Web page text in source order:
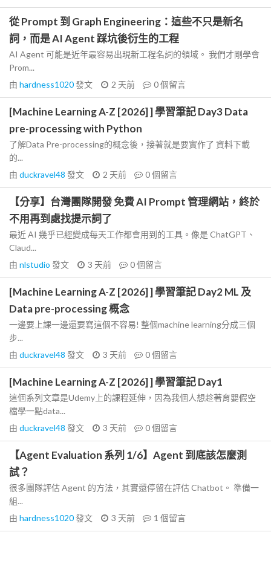
從 Prompt 到 Graph Engineering：這些不只是新名
詞，而是 AI Agent 踩坑後衍生的工程
AI Agent 可能是近年最容易出現新工程名詞的領域。 我們才剛學會
Prom...
由 hardness1020發文 2 天前 0個留言
[Machine Learning A-Z [2026] ] 學習筆記 Day3 Data
pre-processing with Python
了解Data Pre-processing的概念後，接著就是要實作了 資料下載
的...
由 duckravel48 發文 2 天前 0個留言
【分享】台灣團隊開發 免費 AI Prompt 管理網站，終於
不用再到處找提示詞了
最近 AI 幾乎已經變成每天工作都會用到的工具。像是 ChatGPT、
Claud...
由 nlstudio 發文 3 天前 0個留言
[Machine Learning A-Z [2026] ] 學習筆記 Day2 ML 及
Data pre-processing 概念
一邊要上課一邊還要寫這個不容易! 整個machine learning分成三個
步...
由 duckravel48 發文 3 天前 0個留言
[Machine Learning A-Z [2026] ] 學習筆記 Day1
這個系列文章是Udemy上的課程延伸，因為我個人想趁著育嬰假空
檔學一點data...
由 duckravel48 發文 3 天前 0個留言
【Agent Evaluation 系列 1/6】Agent 到底該怎麼測
試？
很多團隊評估 Agent 的方法，其實還停留在評估 Chatbot。 準備一
組...
由 hardness1020發文 3 天前 1 個留言